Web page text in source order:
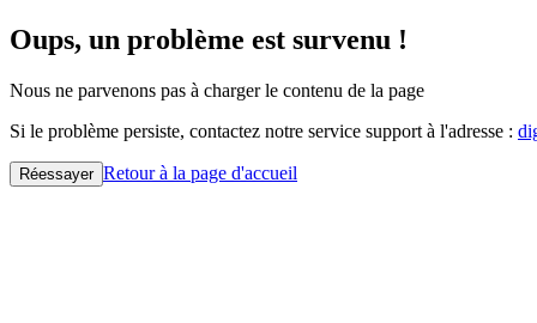
Oups, un problème est survenu !
Nous ne parvenons pas à charger le contenu de la page
Si le problème persiste, contactez notre service support à l'adresse :
Réessayer Retour à la page d'accueil